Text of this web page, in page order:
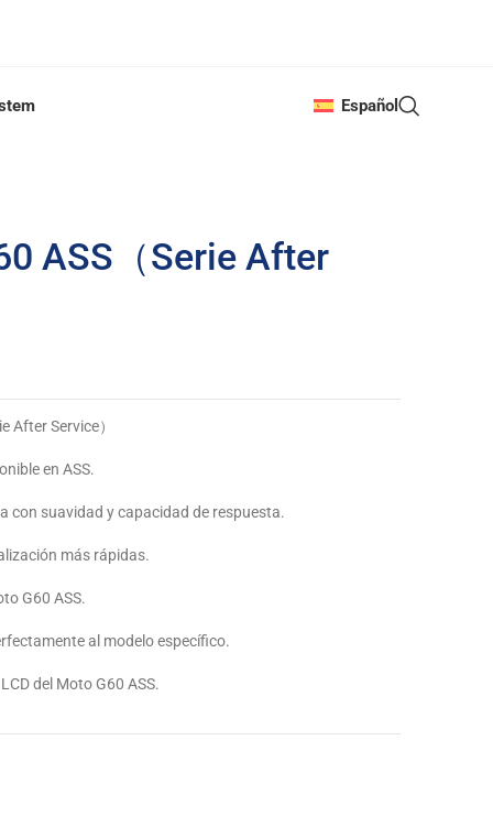
Español
ASS（Serie After
After Service）
en ASS.
con suavidad y capacidad de respuesta.
más rápidas.
G60 ASS.
al modelo específico.
del Moto G60 ASS.